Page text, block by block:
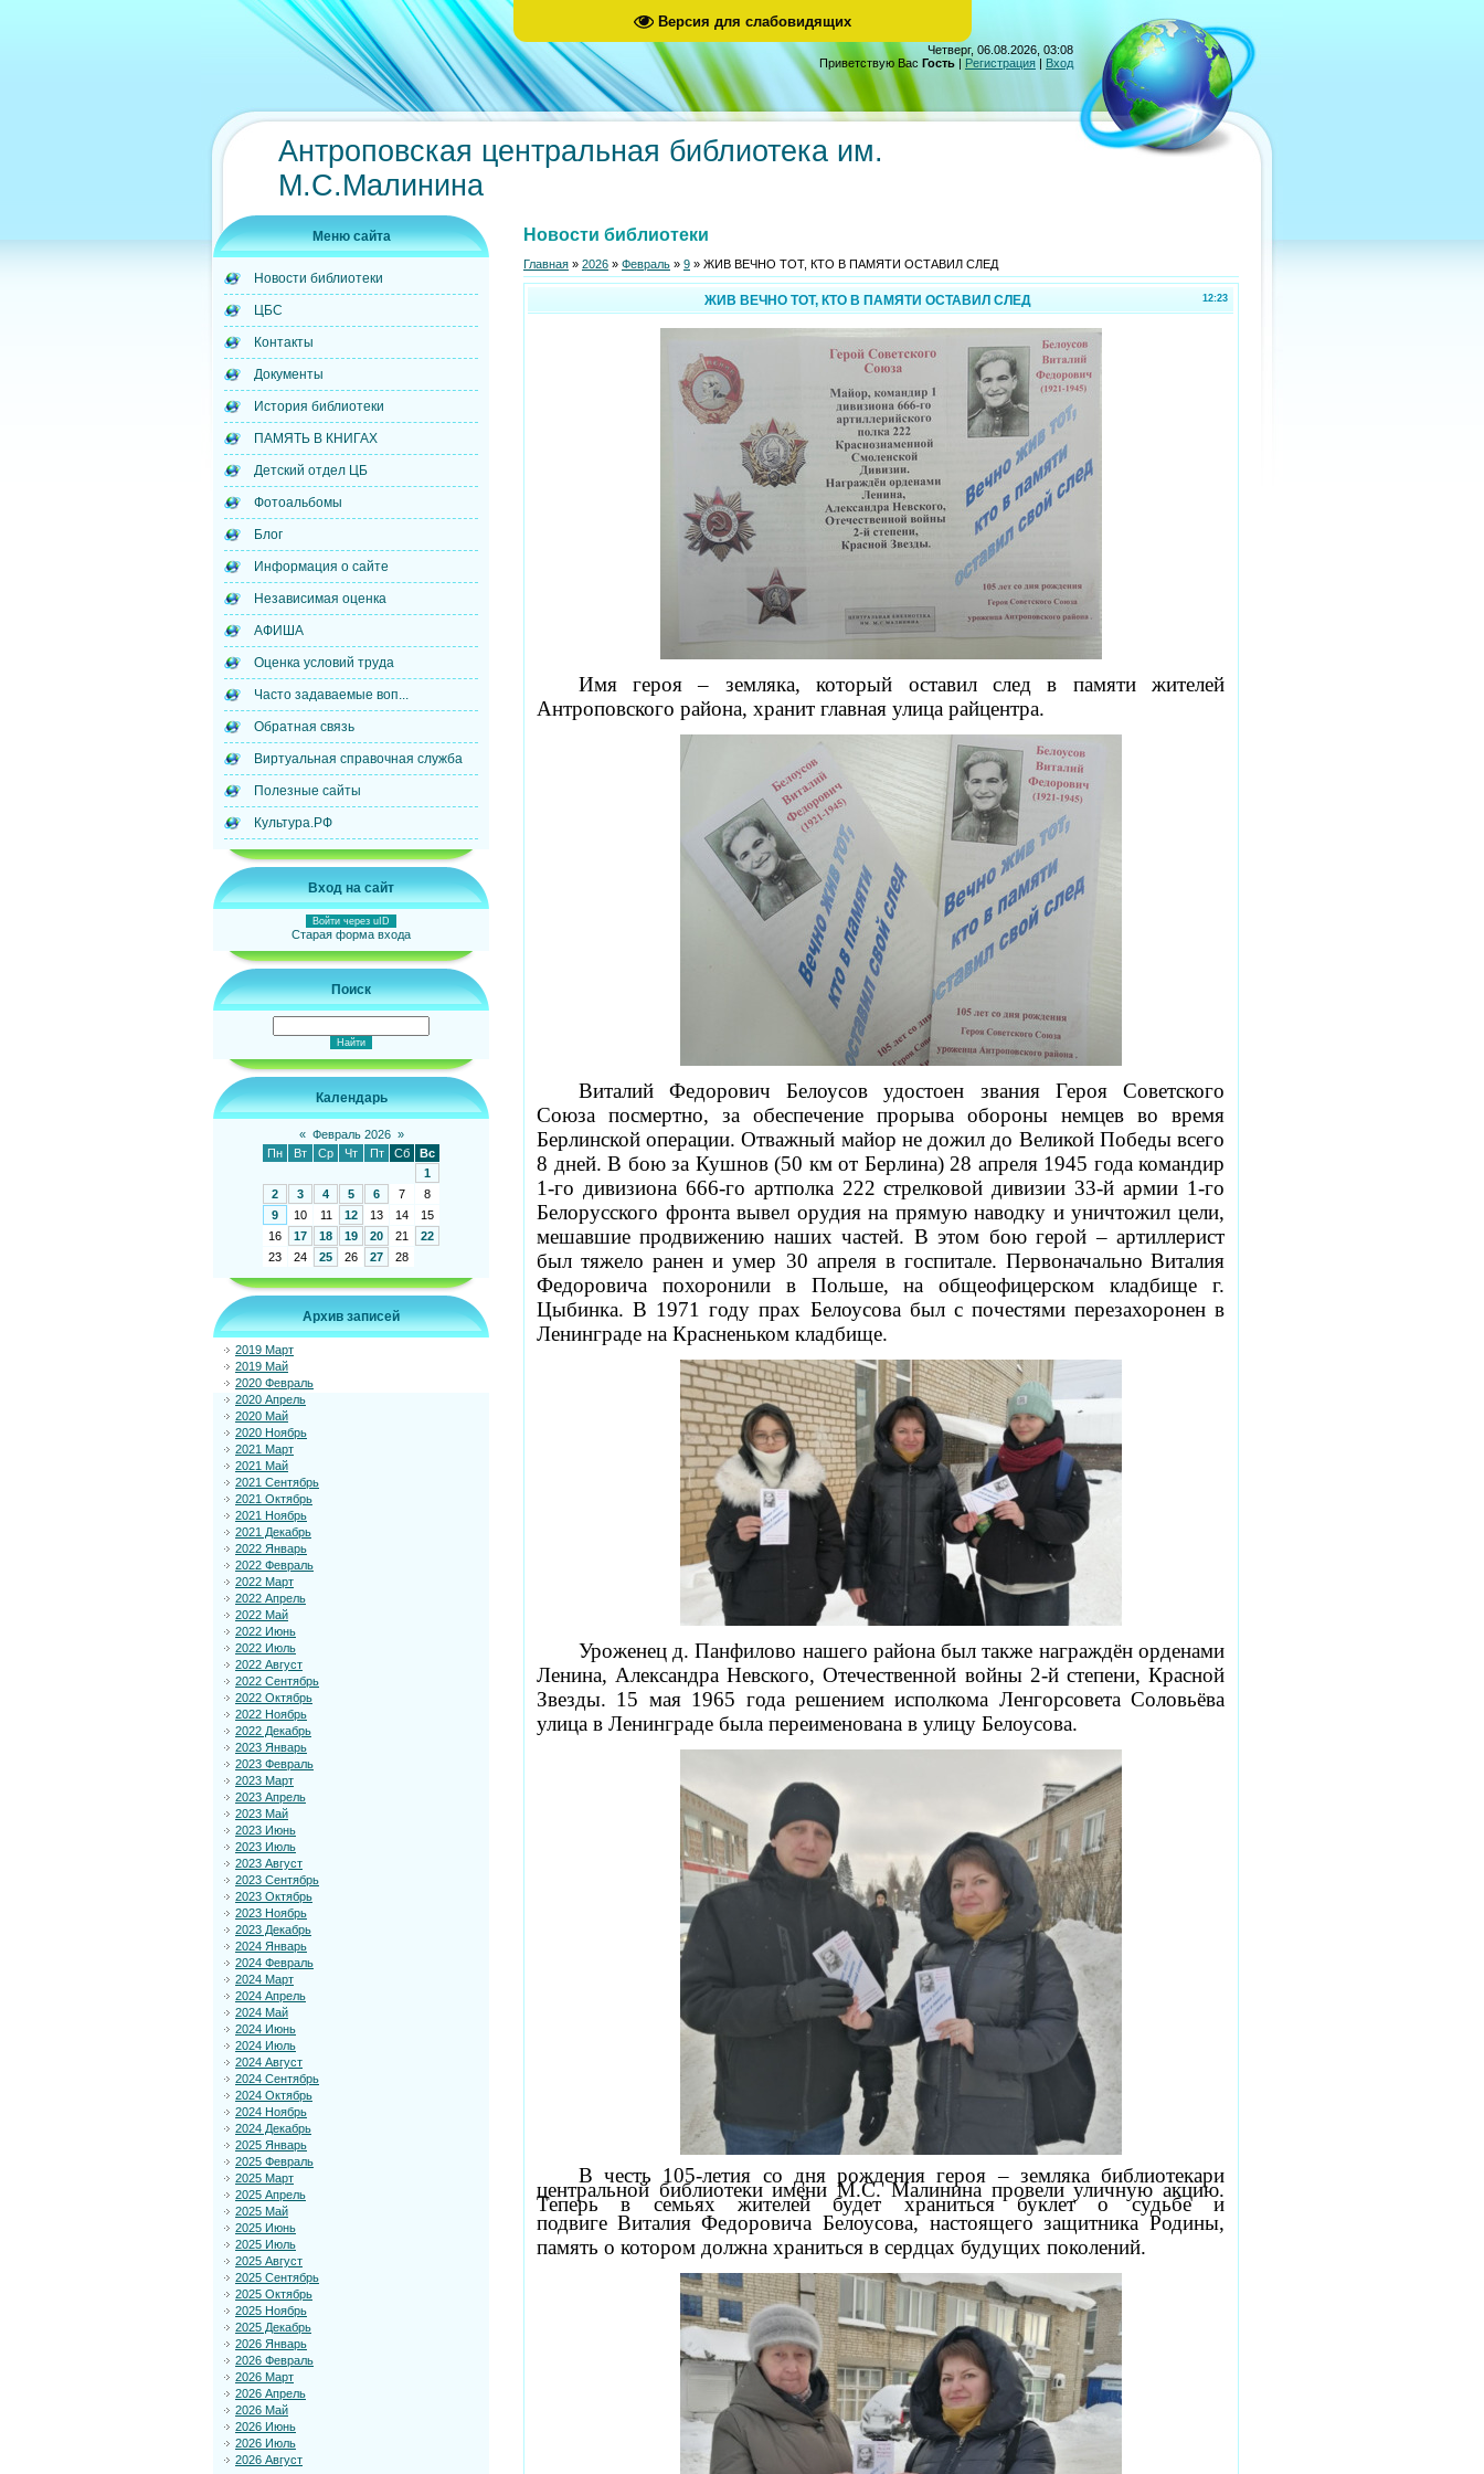
Версия для слабовидящих
Четверг, 06.08.2026, 03:08
Приветствую Вас Гость | Регистрация | Вход
Антроповская центральная библиотека им.
М.С.Малинина
Меню сайта
Новости библиотеки
ЦБС
Контакты
Документы
История библиотеки
ПАМЯТЬ В КНИГАХ
Детский отдел ЦБ
Фотоальбомы
Блог
Информация о сайте
Независимая оценка
АФИША
Оценка условий труда
Часто задаваемые воп...
Обратная связь
Виртуальная справочная служба
Полезные сайты
Культура.РФ
Вход на сайт
Войти через uID
Старая форма входа
Поиск
Календарь
« Февраль 2026 »
Пн
Вт Ср Чт Пт Сб
Вс
1
2
3 4 5 6 7
8
9
10 11 12 13 14
15
16
17 18 19 20 21
22
23
24 25 26 27 28
Архив записей
2019 Март
2019 Май
2020 Февраль
2020 Апрель
2020 Май
2020 Ноябрь
2021 Март
2021 Май
2021 Сентябрь
2021 Октябрь
2021 Ноябрь
2021 Декабрь
2022 Январь
2022 Февраль
2022 Март
2022 Апрель
2022 Май
2022 Июнь
2022 Июль
2022 Август
2022 Сентябрь
2022 Октябрь
2022 Ноябрь
2022 Декабрь
2023 Январь
2023 Февраль
2023 Март
2023 Апрель
2023 Май
2023 Июнь
2023 Июль
2023 Август
2023 Сентябрь
2023 Октябрь
2023 Ноябрь
2023 Декабрь
2024 Январь
2024 Февраль
2024 Март
2024 Апрель
2024 Май
2024 Июнь
2024 Июль
2024 Август
2024 Сентябрь
2024 Октябрь
2024 Ноябрь
2024 Декабрь
2025 Январь
2025 Февраль
2025 Март
2025 Апрель
2025 Май
2025 Июнь
2025 Июль
2025 Август
2025 Сентябрь
2025 Октябрь
2025 Ноябрь
2025 Декабрь
2026 Январь
2026 Февраль
2026 Март
2026 Апрель
2026 Май
2026 Июнь
2026 Июль
2026 Август
Новости библиотеки
Главная » 2026 » Февраль » 9 » ЖИВ ВЕЧНО ТОТ, КТО В ПАМЯТИ ОСТАВИЛ СЛЕД
12:23
ЖИВ ВЕЧНО ТОТ, КТО В ПАМЯТИ ОСТАВИЛ СЛЕД
Имя героя – земляка, который оставил след в памяти жителей
Антроповского района, хранит главная улица райцентра.
Виталий Федорович Белоусовудостоен звания Героя Советского
Союза посмертно, за обеспечение прорыва обороны немцев во время
Берлинской операции. Отважный майор не дожил до Великой Победы всего
8 дней. В бою за Кушнов (50 км от Берлина) 28 апреля 1945 года командир
1-го дивизиона 666-го артполка 222 стрелковой дивизии 33-й армии 1-го
Белорусского фронта вывел орудия на прямую наводку и уничтожил цели,
мешавшие продвижению наших частей. В этом бою герой – артиллерист
был тяжело ранен и умер 30 апреля в госпитале. Первоначально Виталия
Федоровича похоронили в Польше, на общеофицерском кладбище г.
Цыбинка. В 1971 году прах Белоусова был с почестями перезахоронен в
Ленинграде на Красненьком кладбище.
Уроженец д. Панфилово нашего района был также награждён орденами
Ленина, Александра Невского, Отечественной войны 2-й степени, Красной
Звезды. 15 мая 1965 года решением исполкома Ленгорсовета Соловьёва
улица в Ленинграде была переименована в улицу Белоусова.
В честь 105-летия со дня рождения героя – земляка библиотекари
центральной библиотеки имени М.С. Малинина провели уличную акцию.
Теперь в семьях жителей будет храниться буклет о судьбе и
подвиге Виталия Федоровича Белоусова, настоящего защитника Родины,
память о котором должна храниться в сердцах будущих поколений.